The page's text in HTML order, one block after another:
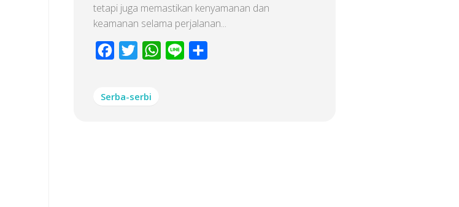
tetapi juga memastikan kenyamanan dan
keamanan selama perjalanan...
Facebook
Twitter WhatsApp
Line
Serba-serbi